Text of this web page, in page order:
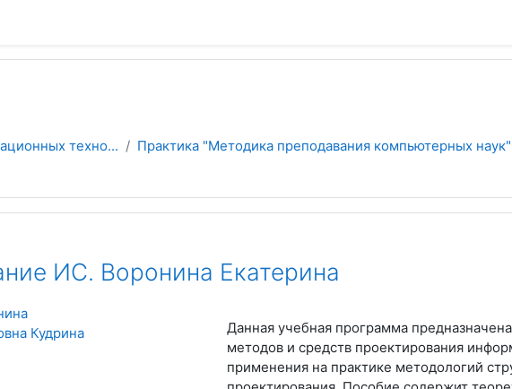
техно... Практика "Методика преподавания компьютерных наук"
ИС. Воронина Екатерина
Данная учебная программа
методов и средств проектирования
применения на практике методологий
Кудрина